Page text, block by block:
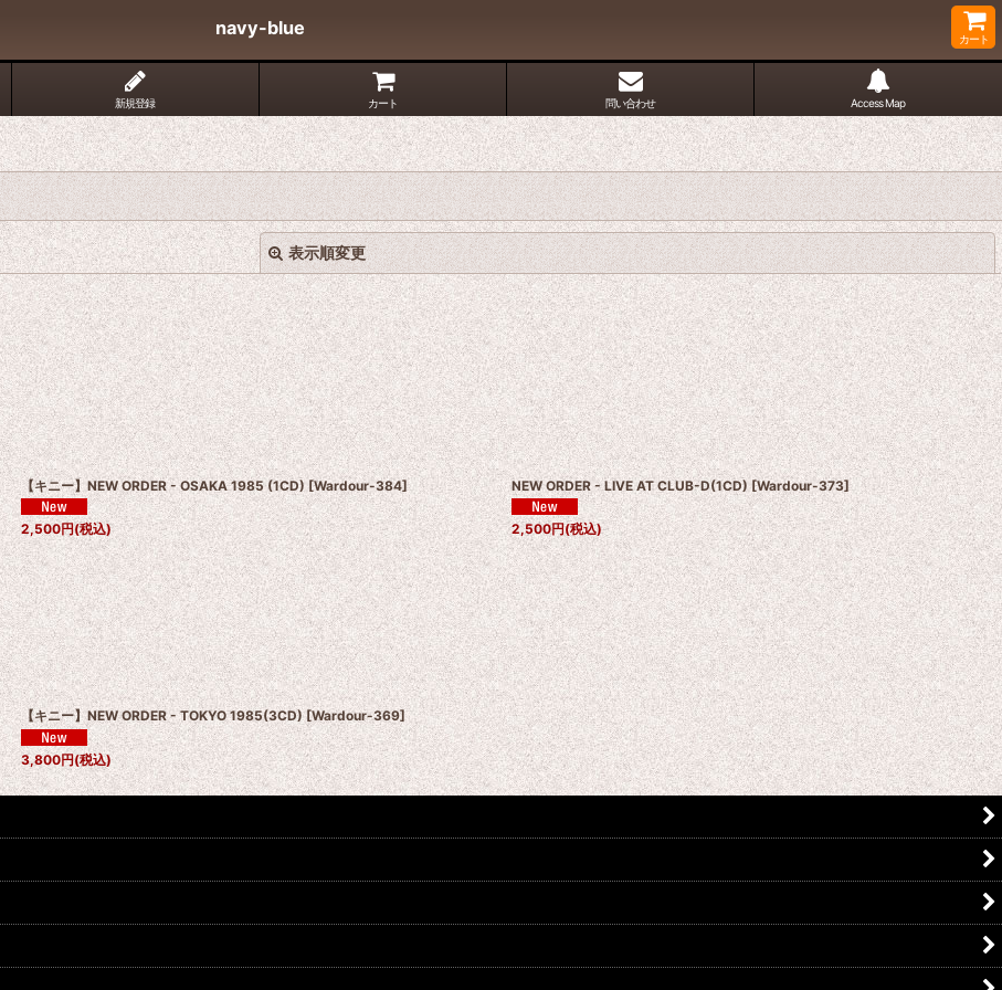
navy-blue
カート
新規登録 カート 問い合わせ Access Map
表示順変更
絞り込む
閉じる
【キニー】NEW ORDER - OSAKA 1985 (1CD) [Wardour-384]
2,500円(税込)
NEW ORDER - LIVE AT CLUB-D(1CD) [Wardour-373]
2,500円(税込)
【キニー】NEW ORDER - TOKYO 1985(3CD) [Wardour-369]
3,800円(税込)